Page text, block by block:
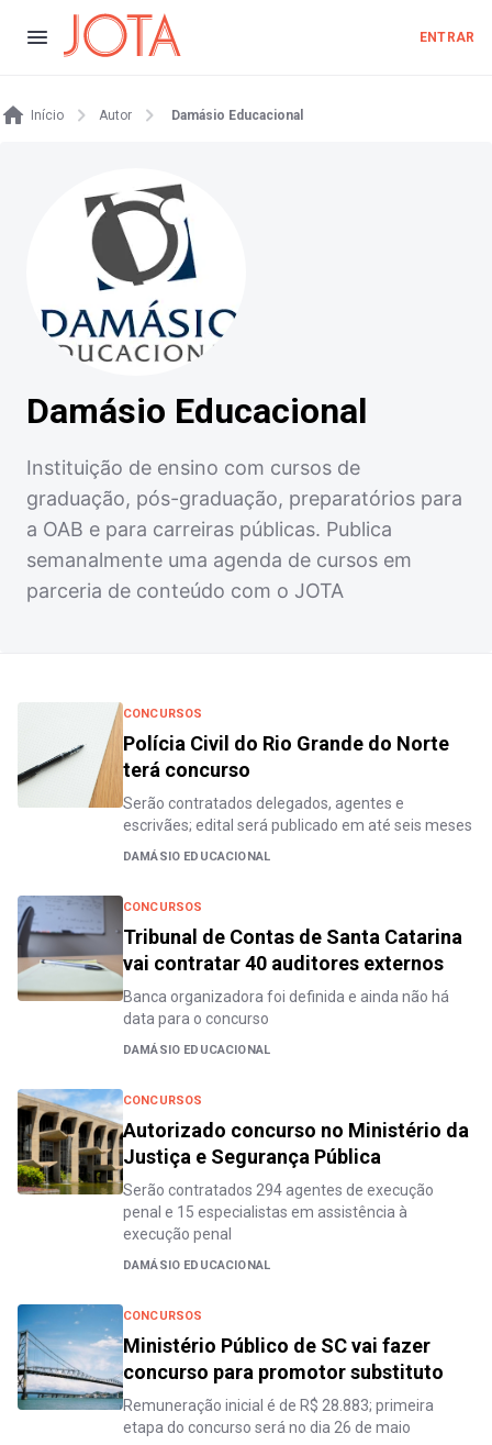
ENTRAR
Início Autor Damásio Educacional
Damásio Educacional
Instituição de ensino com cursos de
graduação, pós-graduação, preparatórios para
a OAB e para carreiras públicas. Publica
semanalmente uma agenda de cursos em
parceria de conteúdo com o JOTA
CONCURSOS
Polícia Civil do Rio Grande do Norte
terá concurso
Serão contratados delegados, agentes e
escrivães; edital será publicado em até seis meses
DAMÁSIO EDUCACIONAL
CONCURSOS
Tribunal de Contas de Santa Catarina
vai contratar 40 auditores externos
Banca organizadora foi definida e ainda não há
data para o concurso
DAMÁSIO EDUCACIONAL
CONCURSOS
Autorizado concurso no Ministério da
Justiça e Segurança Pública
Serão contratados 294 agentes de execução
penal e 15 especialistas em assistência à
execução penal
DAMÁSIO EDUCACIONAL
CONCURSOS
Ministério Público de SC vai fazer
concurso para promotor substituto
Remuneração inicial é de R$ 28.883; primeira
etapa do concurso será no dia 26 de maio